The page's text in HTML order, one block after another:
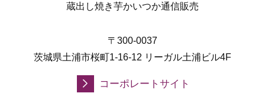
蔵出し焼き芋かいつか通信販売
〒300-0037
茨城県土浦市桜町1-16-12 リーガル土浦ビル4F
コーポレートサイト